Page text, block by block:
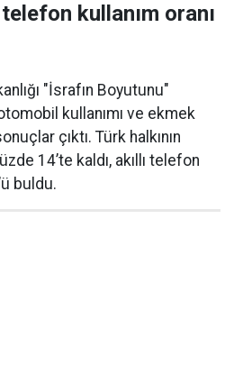
kullanım oranı
"İsrafın Boyutunu"
kullanımı ve ekmek
çıktı. Türk halkının
14’te kaldı, akıllı telefon
buldu.